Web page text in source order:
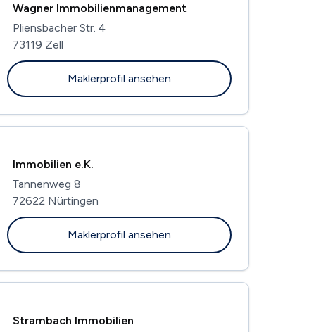
Wagner Immobilienmanagement
Pliensbacher Str. 4
73119 Zell
Maklerprofil ansehen
Immobilien e.K.
Tannenweg 8
72622 Nürtingen
Maklerprofil ansehen
Strambach Immobilien